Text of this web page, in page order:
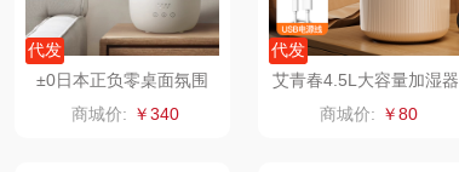
金龙鱼（包销款） 德菲摩尔
得力 润本（套装类） 浪莎
代发
±0日本正负零桌面氛围
加湿器CQE-H020
商城价: ￥340
代发
艾青春4.5L大容量加湿器
商城价: ￥80